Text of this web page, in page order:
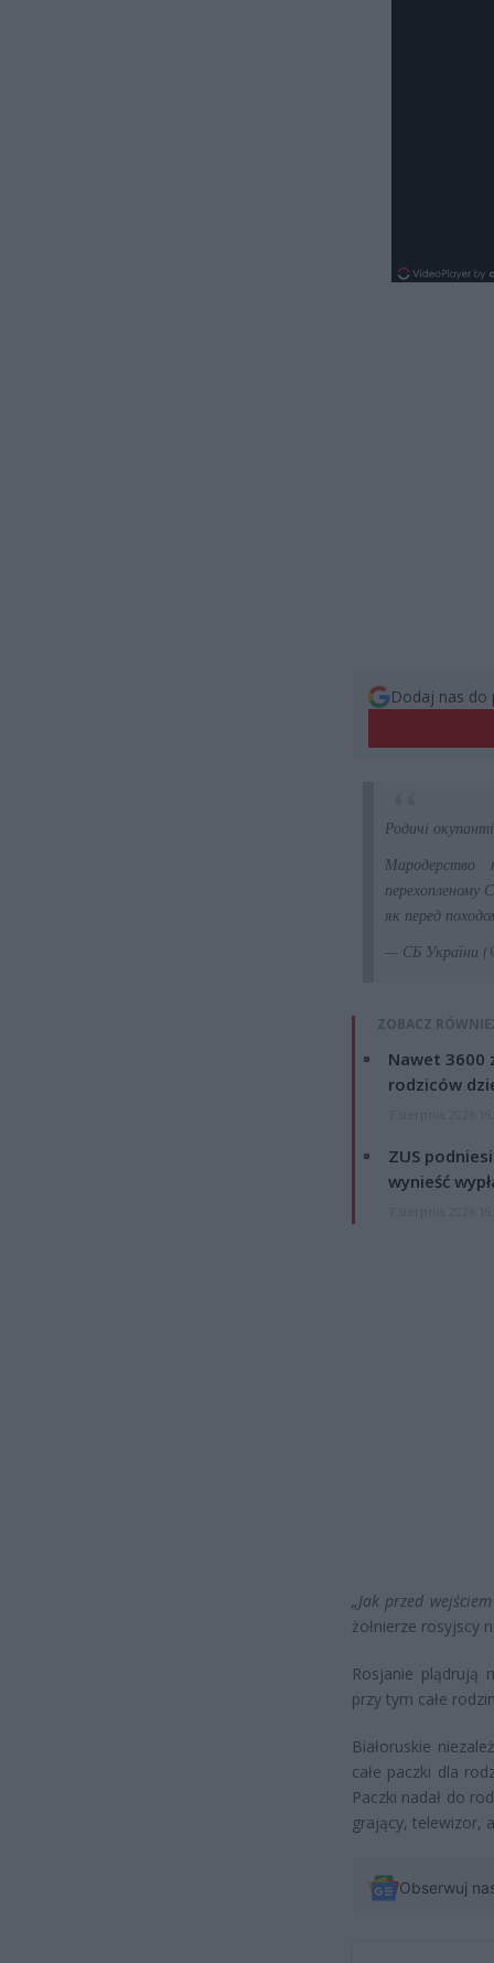
Dodaj nas do
Родичі
Мародерство
як перед
— СБ України
ZOBACZ
Nawet 3600
rodziców
ZUS
wynieść
„Jak przed
żołnierze rosyjscy
Rosjanie plądrują
przy tym całe
Białoruskie
całe paczki dla
Paczki nadał do
grający, telewizor,
Obserwuj